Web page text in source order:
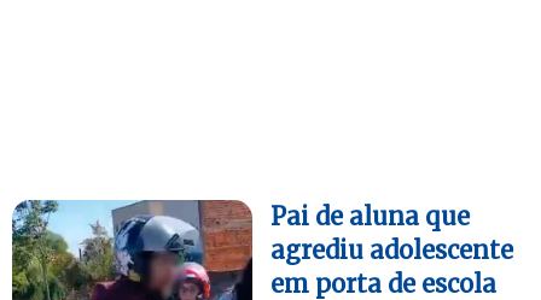
Pai de aluna que
agrediu adolescente
em porta de escola